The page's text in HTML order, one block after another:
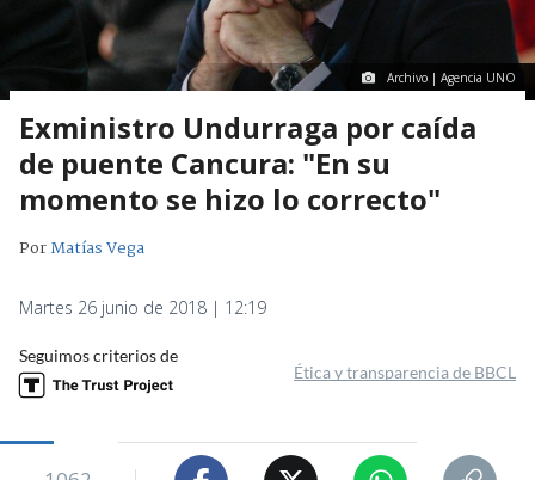
Archivo | Agencia UNO
Exministro Undurraga por caída
de puente Cancura: "En su
momento se hizo lo correcto"
PorMatías Vega
Martes 26 junio de 2018 | 12:19
Seguimos criterios de
Ética y transparencia de BBCL